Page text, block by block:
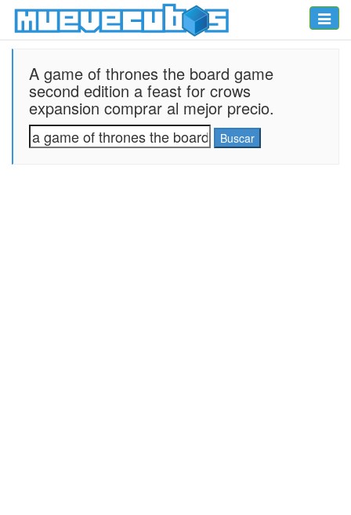
Toggle
A game of thrones the board game
second edition a feast for crows
expansion comprar al mejor precio.